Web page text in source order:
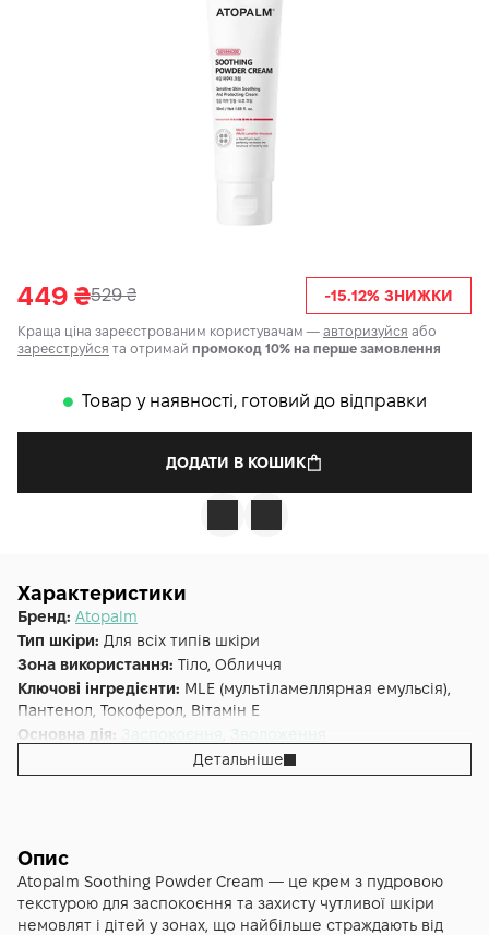
449 ₴529₴ -15.12% ЗНИЖКИ
Краща ціна зареєстрованим користувачам — авторизуйся або
зареєструйся та отримай промокод 10% на перше замовлення
𒊹 Товар у наявності, готовий до відправки
ДОДАТИ В КОШИК
Характеристики
Бренд: Atopalm
Тип шкіри: Для всіх типів шкіри
Зона використання: Тіло, Обличчя
Ключові інгредієнти: MLE (мультіламеллярная емульсія),
Пантенол, Токоферол, Вітамін E
Основна дія: Заспокоєння
Зволоження
Крем-пудраДетальніше
Опис
Atopalm Soothing Powder Cream — це крем з пудровою
текстурою для заспокоєння та захисту чутливої шкіри
немовлят і дітей у зонах, що найбільше страждають від